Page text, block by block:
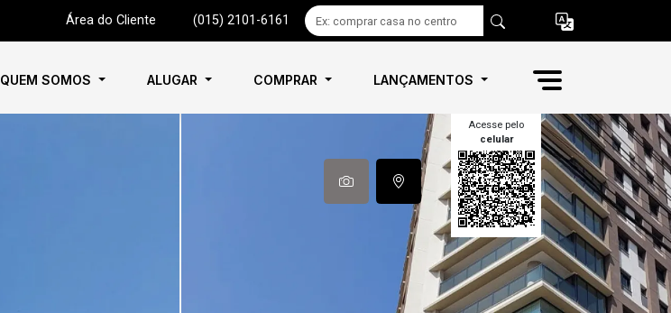
Área do Cliente (015) 2101-6161
QUEM SOMOS ALUGAR COMPRAR LANÇAMENTOS
Acesse pelo
celular